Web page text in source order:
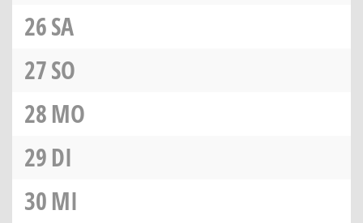
26SA
27SO
28MO
29DI
30MI